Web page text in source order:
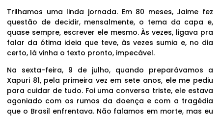
Trilhamos uma linda jornada. Em 80 meses, Jaime fez
questão de decidir, mensalmente, o tema da capa e,
quase sempre, escrever ele mesmo. Às vezes, ligava pra
falar da ótima ideia que teve, às vezes sumia e, no dia
certo, lá vinha o texto pronto, impecável.
Na sexta-feira, 9 de julho, quando preparávamos a
Xapuri 81, pela primeira vez em sete anos, ele me pediu
para cuidar de tudo. Foi uma conversa triste, ele estava
agoniado com os rumos da doença e com a tragédia
que o Brasil enfrentava. Não falamos em morte, mas eu